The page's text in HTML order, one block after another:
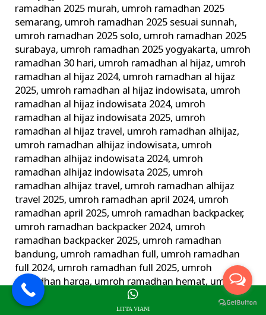
ramadhan 2025 murah, umroh ramadhan 2025
semarang, umroh ramadhan 2025 sesuai sunnah,
umroh ramadhan 2025 solo, umroh ramadhan 2025
surabaya, umroh ramadhan 2025 yogyakarta, umroh
ramadhan 30 hari, umroh ramadhan al hijaz, umroh
ramadhan al hijaz 2024, umroh ramadhan al hijaz
2025, umroh ramadhan al hijaz indowisata, umroh
ramadhan al hijaz indowisata 2024, umroh
ramadhan al hijaz indowisata 2025, umroh
ramadhan al hijaz travel, umroh ramadhan alhijaz,
umroh ramadhan alhijaz indowisata, umroh
ramadhan alhijaz indowisata 2024, umroh
ramadhan alhijaz indowisata 2025, umroh
ramadhan alhijaz travel, umroh ramadhan alhijaz
travel 2025, umroh ramadhan april 2024, umroh
ramadhan april 2025, umroh ramadhan backpacker,
umroh ramadhan backpacker 2024, umroh
ramadhan backpacker 2025, umroh ramadhan
bandung, umroh ramadhan full, umroh ramadhan
full 2024, umroh ramadhan full 2025, umroh
ramadhan harga, umroh ramadhan hemat, umroh
ramadhan jogja
umroh ramadhan juni 2024
umroh
ramadhan juni 2025
umroh ramadhan langsung
LITTA VIANI